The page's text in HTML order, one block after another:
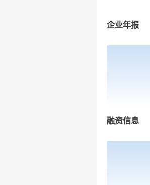
企业年报
融资信息